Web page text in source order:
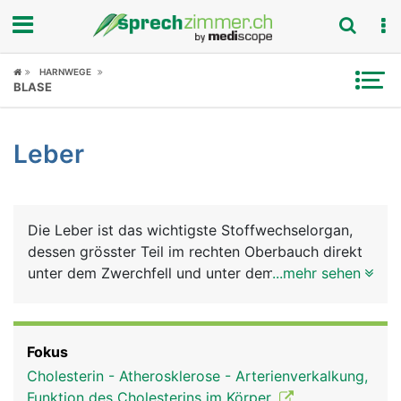
Fokus
Symptome
News
Rubriken
HARNWEGE
BLASE
Leber
Die Leber ist das wichtigste Stoffwechselorgan,
dessen grösster Teil im rechten Oberbauch direkt
unter dem Zwerchfell und unter dem rechten
(Hepatozyten). Die Leber erfüllt viele
lebenswichtige Aufgaben: Sie ist gleichzeitig
...mehr sehen
Fokus
Cholesterin - Atherosklerose - Arterienverkalkung,
Funktion des Cholesterins im Körper